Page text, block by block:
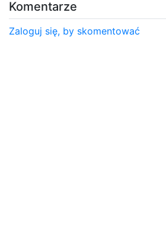
Komentarze
Zaloguj się, by skomentować